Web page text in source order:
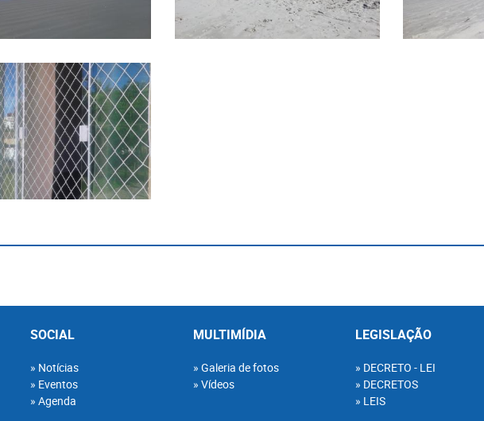
SOCIAL
Notícias
Eventos
Agenda
MULTIMÍDIA
Galeria de fotos
Vídeos
LEGISLAÇÃO
DECRETO - LEI
DECRETOS
LEIS